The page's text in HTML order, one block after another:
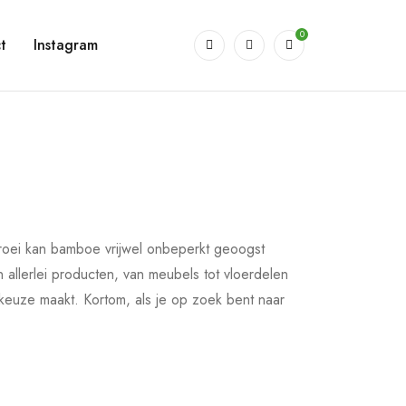
Instagram
0
kan bamboe vrijwel onbeperkt geoogst
producten, van meubels tot vloerdelen
maakt. Kortom, als je op zoek bent naar